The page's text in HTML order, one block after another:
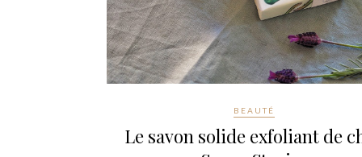
BEAUTÉ
Le savon solide exfoliant de